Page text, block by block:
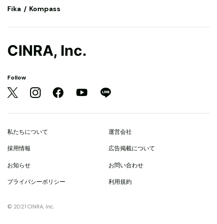
Fika Kompass
CINRA, Inc.
Follow
私たちについて 運営会社
採用情報 広告掲載について
お知らせ お問い合わせ
プライバシーポリシー 利用規約
© 2021 CINRA, Inc.